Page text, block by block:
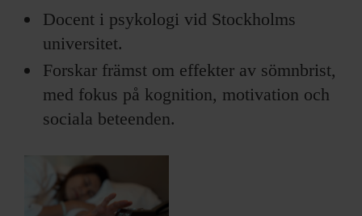
LYSSNA/PODD
EVENEMANG & RESOR
KONTAKTA F&F
Docent i psykologi vid Stockholms
universitet.
Forskar främst om effekter av sömnbrist,
med fokus på kognition, motivation och
sociala beteenden.